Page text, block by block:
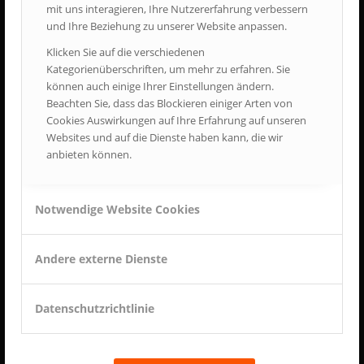
mit uns interagieren, Ihre Nutzererfahrung verbessern
und Ihre Beziehung zu unserer Website anpassen.
Klicken Sie auf die verschiedenen
Kategorienüberschriften, um mehr zu erfahren. Sie
können auch einige Ihrer Einstellungen ändern.
Beachten Sie, dass das Blockieren einiger Arten von
Cookies Auswirkungen auf Ihre Erfahrung auf unseren
Websites und auf die Dienste haben kann, die wir
anbieten können.
Notwendige Website Cookies
Andere externe Dienste
Datenschutzrichtlinie
ÖFFNUNGSZEITEN
10:00 - 17:00 Uhr
Gesetzliche Feiertage
10:00 - 17:00 Uhr
Feuerwehrmuseum Bayern e.V.
84478 Waldkraiburg